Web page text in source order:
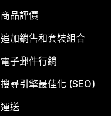
商品評價
追加銷售和套裝組合
電子郵件行銷
搜尋引擎最佳化 (SEO)
運送